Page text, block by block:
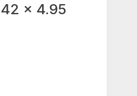
x 4.95